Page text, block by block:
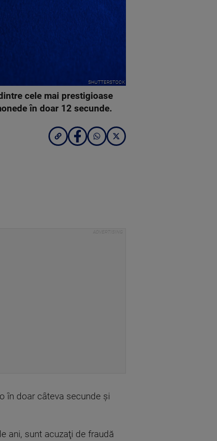
SHUTTERSTOCK
cele mai prestigioase
în doar 12 secunde.
în doar câteva secunde şi
ani, sunt acuzaţi de fraudă